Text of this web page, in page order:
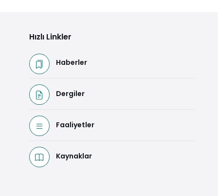
Hızlı Linkler
Haberler
Dergiler
Faaliyetler
Kaynaklar